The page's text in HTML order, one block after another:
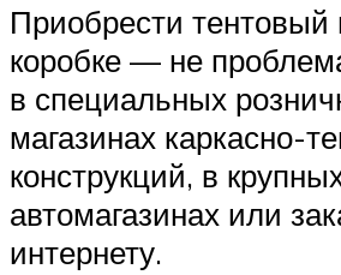
Приобрести тентовый
коробке — не
в специальных
магазинах каркасно-
конструкций, в
автомагазинах или
интернету.